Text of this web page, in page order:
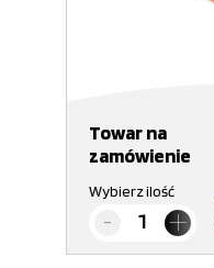
Towar na
zamówienie
Wybierz ilość